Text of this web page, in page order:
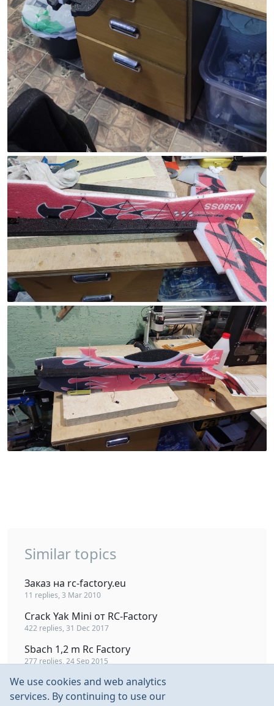
Similar topics
Заказ на rc-factory.eu
11 replies, 3 Mar 2010
Crack Yak Mini от RC-Factory
422 replies, 31 Dec 2017
Sbach 1,2 m Rc Factory
277 replies, 24 Sep 2015
RC Factory Flash
7 replies, 16 Feb 2013
We use cookies and web analytics
services. By continuing to use our